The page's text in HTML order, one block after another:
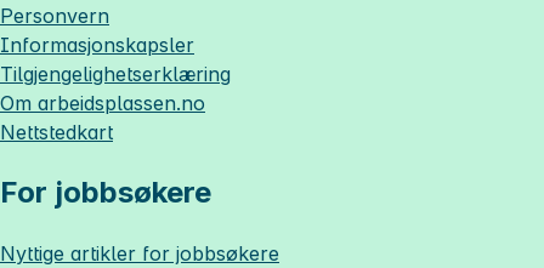
Personvern
Informasjonskapsler
Tilgjengelighetserklæring
Om arbeidsplassen.no
Nettstedkart
For jobbsøkere
Nyttige artikler for jobbsøkere